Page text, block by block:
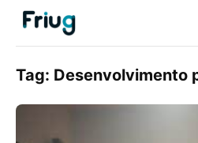
Tag: Desenvolvimento